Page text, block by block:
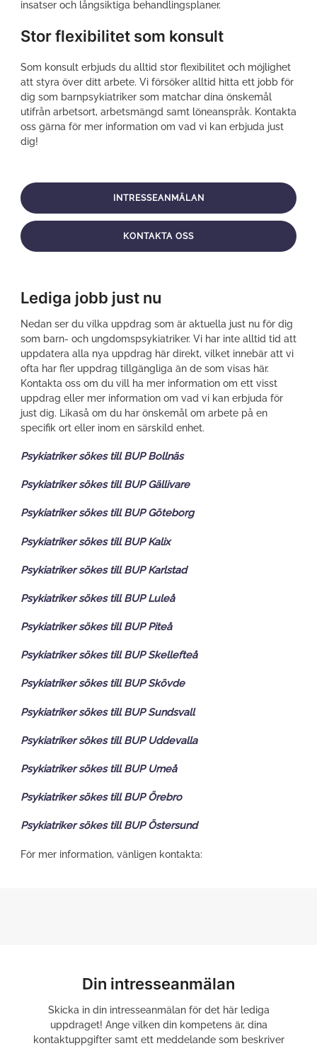
insatser och långsiktiga behandlingsplaner.
Stor flexibilitet som konsult
Som konsult erbjuds du alltid stor flexibilitet och möjlighet
att styra över ditt arbete. Vi försöker alltid hitta ett jobb för
dig som barnpsykiatriker som matchar dina önskemål
utifrån arbetsort, arbetsmängd samt löneanspråk. Kontakta
oss gärna för mer information om vad vi kan erbjuda just
dig!
INTRESSEANMÄLAN
KONTAKTA OSS
Lediga jobb just nu
Nedan ser du vilka uppdrag som är aktuella just nu för dig
som barn- och ungdomspsykiatriker. Vi har inte alltid tid att
uppdatera alla nya uppdrag här direkt, vilket innebär att vi
ofta har fler uppdrag tillgängliga än de som visas här.
Kontakta oss om du vill ha mer information om ett visst
uppdrag eller mer information om vad vi kan erbjuda för
just dig. Likaså om du har önskemål om arbete på en
specifik ort eller inom en särskild enhet.
Psykiatriker sökes till BUP Bollnäs
Psykiatriker sökes till BUP Gällivare
Psykiatriker sökes till BUP Göteborg
Psykiatriker sökes till BUP Kalix
Psykiatriker sökes till BUP Karlstad
Psykiatriker sökes till BUP Luleå
Psykiatriker sökes till BUP Piteå
Psykiatriker sökes till BUP Skellefteå
Psykiatriker sökes till BUP Skövde
Psykiatriker sökes till BUP Sundsvall
Psykiatriker sökes till BUP Uddevalla
Psykiatriker sökes till BUP Umeå
Psykiatriker sökes till BUP Örebro
Psykiatriker sökes till BUP Östersund
För mer information, vänligen kontakta:
Din intresseanmälan
Skicka in din intresseanmälan för det här lediga
uppdraget! Ange vilken din kompetens är, dina
kontaktuppgifter samt ett meddelande som beskriver